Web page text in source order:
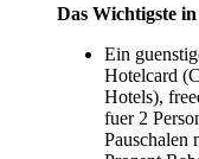
Das Wichtigste
Ein
Hotelcard
Hotels),
fuer 2
Pauschalen